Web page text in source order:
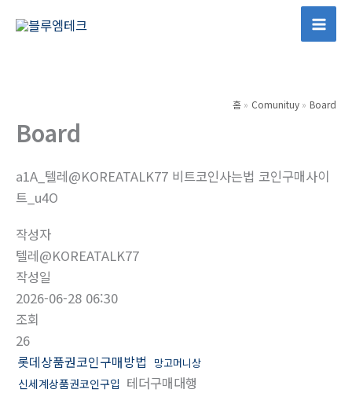
Main
홈 Comunituy Board
Board
a1A_텔레@KOREATALK77 비트코인사는법 코인구매사이
트_u4O
작성자
텔레@KOREATALK77
작성일
2026-06-28 06:30
조회
26
롯데상품권코인구매방법
망고머니상
신세계상품권코인구입 테더구매대행